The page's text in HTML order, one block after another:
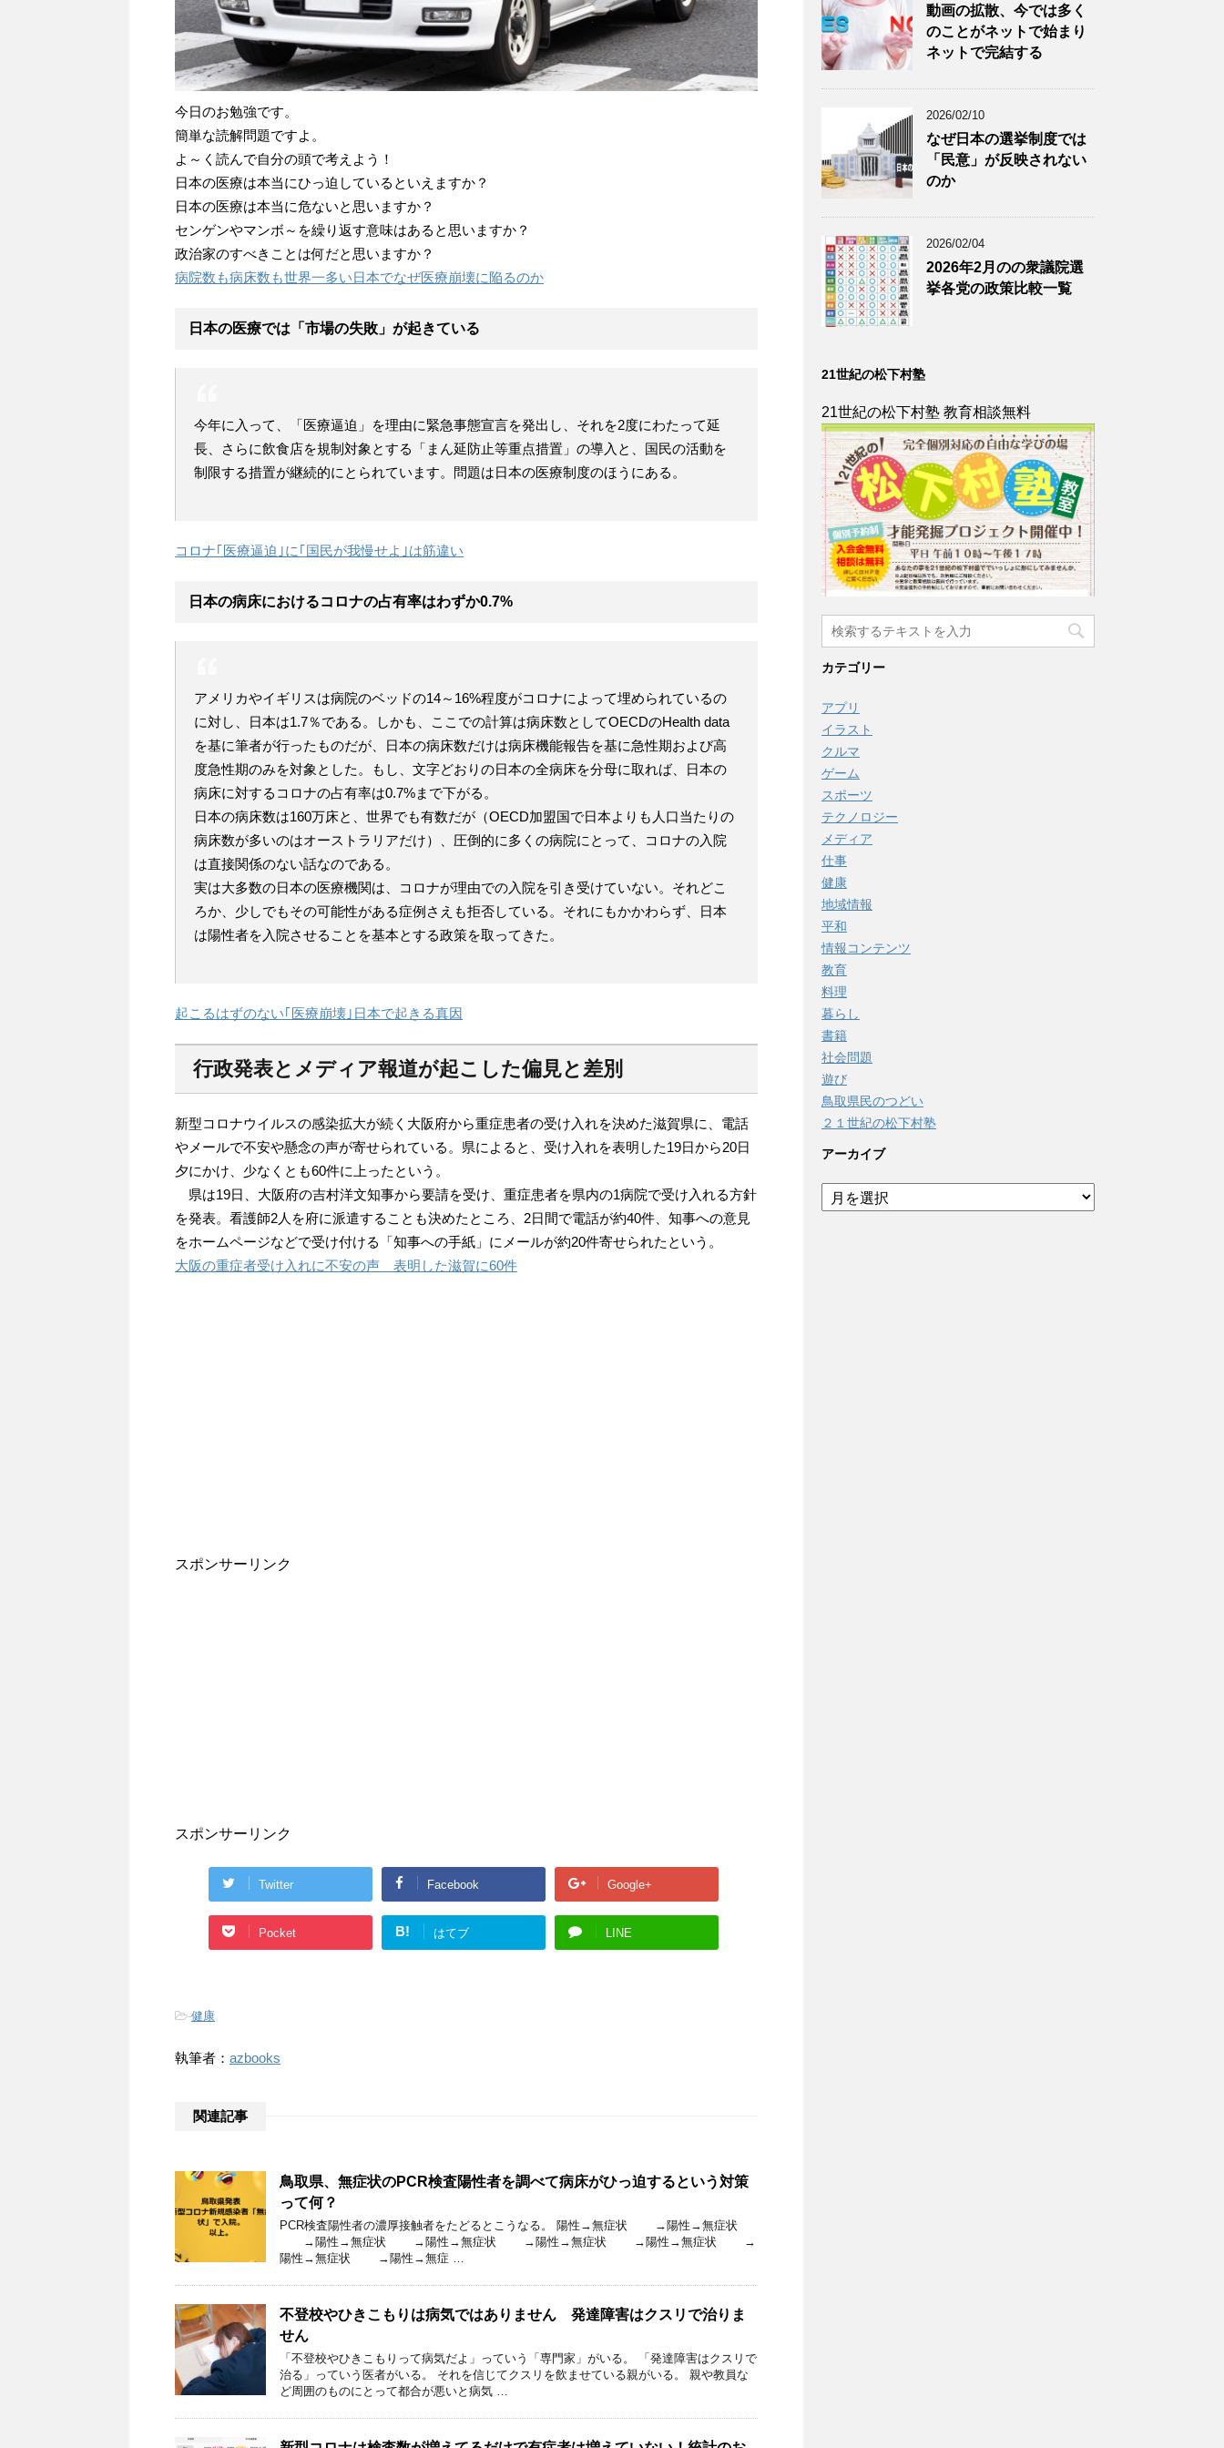
今日のお勉強です。
簡単な読解問題ですよ。
よ～く読んで自分の頭で考えよう！
日本の医療は本当にひっ迫しているといえますか？
日本の医療は本当に危ないと思いますか？
センゲンやマンボ～を繰り返す意味はあると思いますか？
政治家のすべきことは何だと思いますか？
病院数も病床数も世界一多い日本でなぜ医療崩壊に陥るのか
日本の医療では「市場の失敗」が起きている
今年に入って、「医療逼迫」を理由に緊急事態宣言を発出し、それを2度にわたって延
長、さらに飲食店を規制対象とする「まん延防止等重点措置」の導入と、国民の活動を
制限する措置が継続的にとられています。問題は日本の医療制度のほうにある。
コロナ｢医療逼迫｣に｢国民が我慢せよ｣は筋違い
日本の病床におけるコロナの占有率はわずか0.7%
アメリカやイギリスは病院のベッドの14～16%程度がコロナによって埋められているの
に対し、日本は1.7％である。しかも、ここでの計算は病床数としてOECDのHealth data
を基に筆者が行ったものだが、日本の病床数だけは病床機能報告を基に急性期および高
度急性期のみを対象とした。もし、文字どおりの日本の全病床を分母に取れば、日本の
病床に対するコロナの占有率は0.7%まで下がる。
日本の病床数は160万床と、世界でも有数だが（OECD加盟国で日本よりも人口当たりの
病床数が多いのはオーストラリアだけ）、圧倒的に多くの病院にとって、コロナの入院
は直接関係のない話なのである。
実は大多数の日本の医療機関は、コロナが理由での入院を引き受けていない。それどこ
ろか、少しでもその可能性がある症例さえも拒否している。それにもかかわらず、日本
は陽性者を入院させることを基本とする政策を取ってきた。
起こるはずのない｢医療崩壊｣日本で起きる真因
行政発表とメディア報道が起こした偏見と差別
新型コロナウイルスの感染拡大が続く大阪府から重症患者の受け入れを決めた滋賀県に、電話
やメールで不安や懸念の声が寄せられている。県によると、受け入れを表明した19日から20日
夕にかけ、少なくとも60件に上ったという。
県は19日、大阪府の吉村洋文知事から要請を受け、重症患者を県内の1病院で受け入れる方針
を発表。看護師2人を府に派遣することも決めたところ、2日間で電話が約40件、知事への意見
をホームページなどで受け付ける「知事への手紙」にメールが約20件寄せられたという。
大阪の重症者受け入れに不安の声 表明した滋賀に60件
スポンサーリンク
スポンサーリンク
Twitter Facebook Google+
Pocket B! はてブ LINE
-健康
執筆者： azbooks
関連記事
鳥取県、無症状のPCR検査陽性者を調べて病床がひっ迫するという対策
って何？
PCR検査陽性者の濃厚接触者をたどるとこうなる。 陽性→無症状 →陽性→無症状
→陽性→無症状 →陽性→無症状 →陽性→無症状 →陽性→無症状 →
陽性→無症状 →陽性→無症 …
不登校やひきこもりは病気ではありません 発達障害はクスリで治りま
せん
「不登校やひきこもりって病気だよ」っていう「専門家」がいる。 「発達障害はクスリで
治る」っていう医者がいる。 それを信じてクスリを飲ませている親がいる。 親や教員な
ど周囲のものにとって都合が悪いと病気 …
動画の拡散、今では多く
のことがネットで始まり
ネットで完結する
2026/02/10
なぜ日本の選挙制度では
「民意」が反映されない
のか
2026/02/04
2026年2月のの衆議院選
挙各党の政策比較一覧
21世紀の松下村塾
21世紀の松下村塾 教育相談無料
カテゴリー
アプリ
イラスト
クルマ
ゲーム
スポーツ
テクノロジー
メディア
仕事
健康
地域情報
平和
情報コンテンツ
教育
料理
暮らし
書籍
社会問題
遊び
鳥取県民のつどい
２１世紀の松下村塾
アーカイブ
ア
ー